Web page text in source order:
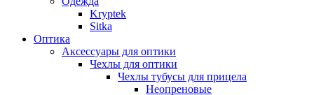
Kryptek
Sitka
Оптика
Аксессуары для оптики
Чехлы для оптики
Чехлы тубусы для прицела
Неопреновые